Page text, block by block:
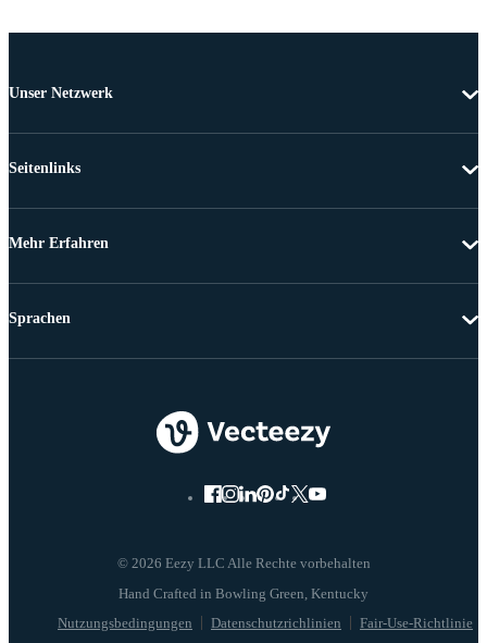
Unser Netzwerk
Seitenlinks
Mehr Erfahren
© 2026 Eezy LLC Alle Rechte vorbehalten
Nutzungsbedingungen Datenschutzrichlinien Fair-Use-Richtlinie
Sprachen